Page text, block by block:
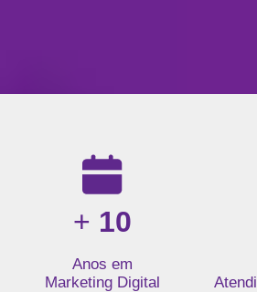
Resultados da nossa agência de
+ 10
Anos em
Marketing Digital